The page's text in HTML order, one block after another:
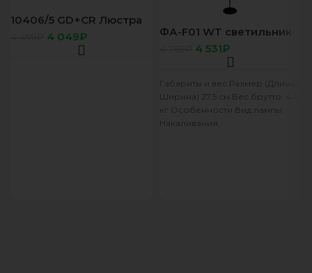
10406/5 GD+CR Люстра
Е27*60Вт4 049₽
ФА-F01 WT светильник
напольный
4 531₽
Габариты и вес Размер (Длина/
Ширина) 27,5 см Вес брутто: 4.4
кг Особенности Вид лампы:
Накаливания,